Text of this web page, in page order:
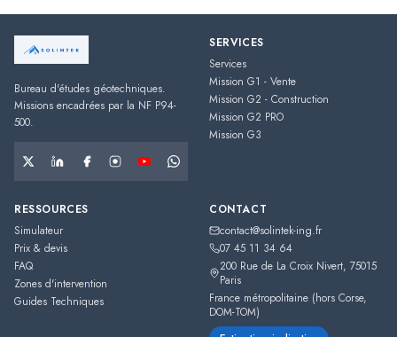
Bureau d'études géotechniques.
Missions encadrées par la NF P94-
500.
SERVICES
Services
Mission G1 - Vente
Mission G2 - Construction
Mission G2 PRO
Mission G3
RESSOURCES
Simulateur
Prix & devis
FAQ
Zones d'intervention
Guides Techniques
CONTACT
contact@solintek-ing.fr
07 45 11 34 64
200 Rue de La Croix Nivert, 75015
Paris
France métropolitaine (hors Corse,
DOM-TOM)